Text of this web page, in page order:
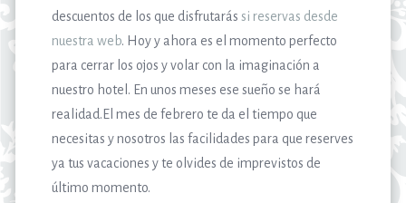
descuentos de los que disfrutarássi reservas desde
nuestra web. Hoy y ahora es el momento perfecto
para cerrar los ojos y volar con la imaginación a
nuestro hotel. En unos meses ese sueño se hará
realidad.El mes de febrero te da el tiempo que
necesitas y nosotros las facilidades para que reserves
ya tus vacaciones y te olvides de imprevistos de
último momento.